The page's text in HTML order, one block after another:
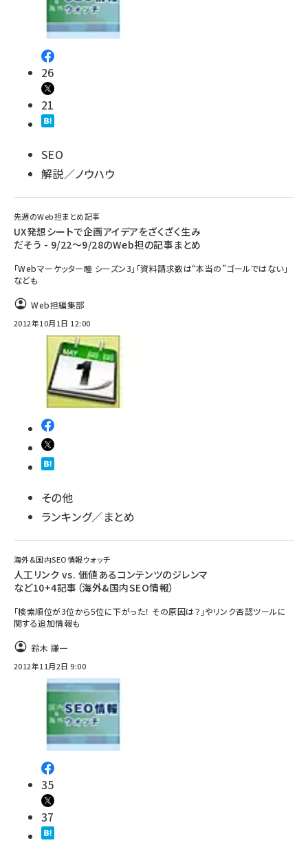
26
21
SEO
解説／ノウハウ
先週のWeb担まとめ記事
UX発想シートで企画アイデアをざくざく生み
だそう - 9/22～9/28のWeb担の記事まとめ
「Webマーケッター瞳 シーズン3」「資料請求数は“本当の”ゴールではない」
なども
Web担編集部
2012年10月1日 12:00
その他
ランキング／まとめ
海外&国内SEO情報ウォッチ
人工リンク vs. 価値あるコンテンツのジレンマ
など10+4記事（海外&国内SEO情報）
「検索順位が3位から5位に下がった！ その原因は？」やリンク否認ツールに
関する追加情報も
鈴木 謙一
2012年11月2日 9:00
35
37